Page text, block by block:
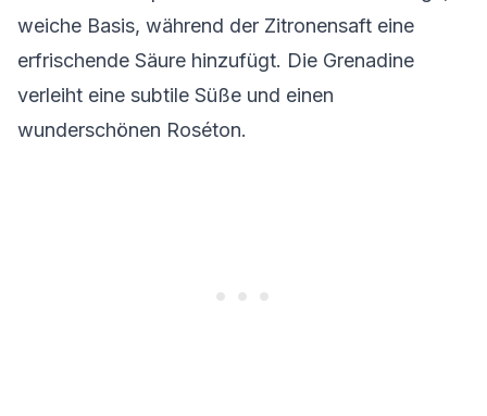
weiche Basis, während der Zitronensaft eine
erfrischende Säure hinzufügt. Die Grenadine
verleiht eine subtile Süße und einen
wunderschönen Roséton.